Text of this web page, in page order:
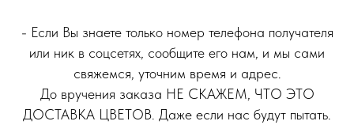
- Если Вы знаете только номер телефона получателя
или ник в соцсетях, сообщите его нам, и мы сами
свяжемся, уточним время и адрес.
До вручения заказа НЕ СКАЖЕМ, ЧТО ЭТО
ДОСТАВКА ЦВЕТОВ. Даже если нас будут пытать.